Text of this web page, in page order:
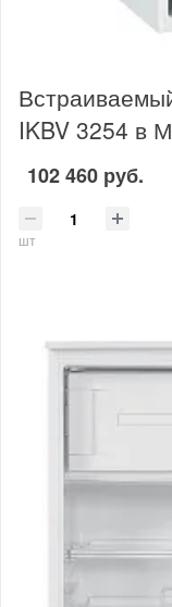
IKBV 3254 в
102 460 руб.
шт